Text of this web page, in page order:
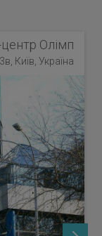
центр Олімп
Київ, Україна